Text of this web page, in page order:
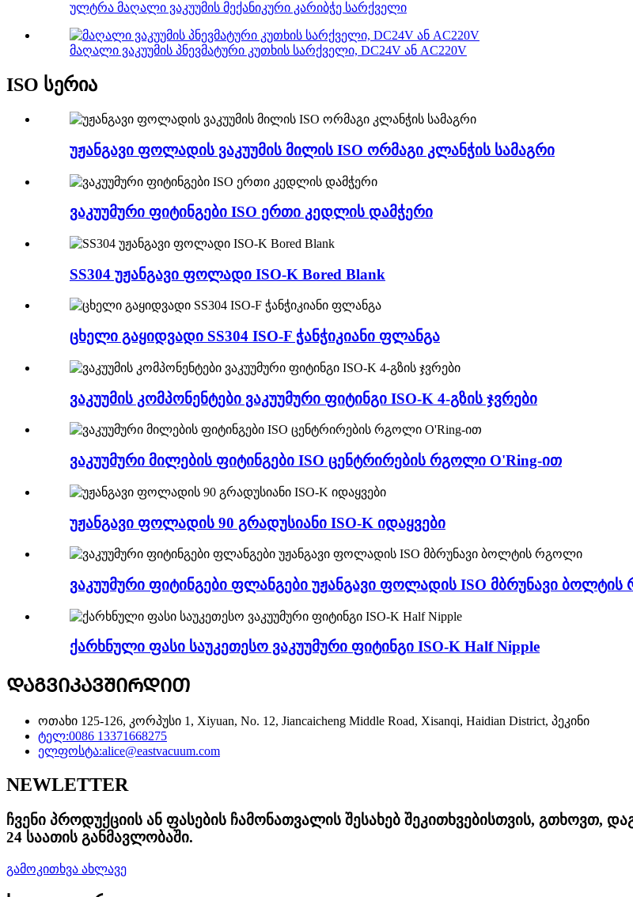
ულტრა მაღალი ვაკუუმის მექანიკური კარიბჭე სარქველი
მაღალი ვაკუუმის პნევმატური კუთხის სარქველი, DC24V ან AC220V
ISO სერია
უჟანგავი ფოლადის ვაკუუმის მილის ISO ორმაგი კლანჭის სამაგრი
ვაკუუმური ფიტინგები ISO ერთი კედლის დამჭერი
SS304 უჟანგავი ფოლადი ISO-K Bored Blank
ცხელი გაყიდვადი SS304 ISO-F ჭანჭიკიანი ფლანგა
ვაკუუმის კომპონენტები ვაკუუმური ფიტინგი ISO-K 4-გზის ჯვრები
ვაკუუმური მილების ფიტინგები ISO ცენტრირების რგოლი O'Ring-ით
უჟანგავი ფოლადის 90 გრადუსიანი ISO-K იდაყვები
ვაკუუმური ფიტინგები ფლანგები უჟანგავი ფოლადის ISO მბრუნავი
ქარხნული ფასი საუკეთესო ვაკუუმური ფიტინგი ISO-K Half Nipple
ᲓᲐᲒᲕᲘᲙᲐᲕᲨᲘᲠᲓᲘᲗ
ოთახი 125-126, კორპუსი 1, Xiyuan, No. 12, Jiancaicheng Middle Road, Xisanqi, Haidian District, პეკინი
ტელ:0086 13371668275
ელფოსტა:alice@eastvacuum.com
NEWLETTER
ჩვენი პროდუქციის ან ფასების ჩამონათვალის შესახებ შეკითხვებისთვის,
24 საათის განმავლობაში.
გამოკითხვა ახლავე